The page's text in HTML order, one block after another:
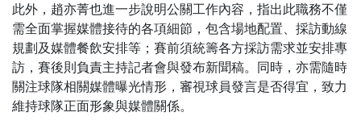
此外，趙亦菁也進一步說明公關工作內容，指出此職務不僅
需全面掌握媒體接待的各項細節，包含場地配置、採訪動線
規劃及媒體餐飲安排等；賽前須統籌各方採訪需求並安排專
訪，賽後則負責主持記者會與發布新聞稿。同時，亦需隨時
關注球隊相關媒體曝光情形，審視球員發言是否得宜，致力
維持球隊正面形象與媒體關係。